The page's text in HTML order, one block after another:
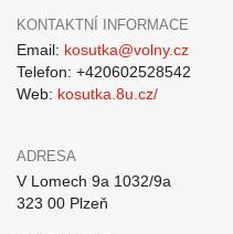
KONTAKTNÍ INFORMACE
Email: kosutka@volny.cz
Telefon: +420602528542
Web: kosutka.8u.cz/
ADRESA
V Lomech 9a 1032/9a
323 00 Plzeň